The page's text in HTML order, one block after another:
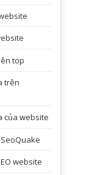
top
trên
của website
website